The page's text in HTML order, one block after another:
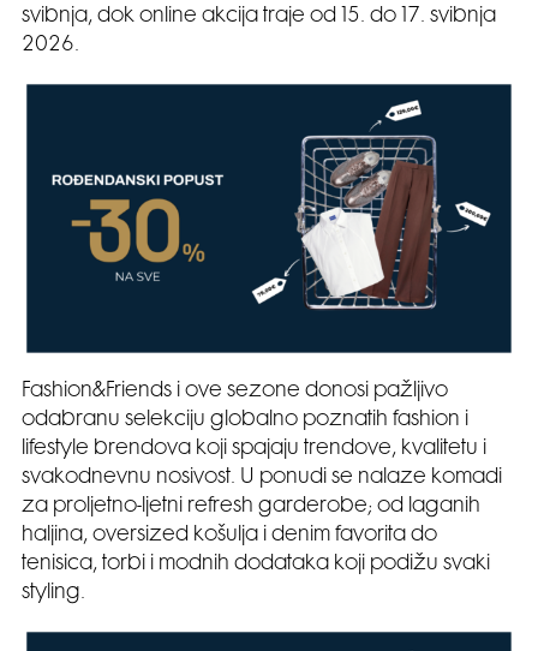
svibnja, dok online akcija traje od 15. do 17. svibnja
2026.
Fashion&Friends i ove sezone donosi pažljivo
odabranu selekciju globalno poznatih fashion i
lifestyle brendova koji spajaju trendove, kvalitetu i
svakodnevnu nosivost. U ponudi se nalaze komadi
za proljetno-ljetni refresh garderobe; od laganih
haljina, oversized košulja i denim favorita do
tenisica, torbi i modnih dodataka koji podižu svaki
styling.